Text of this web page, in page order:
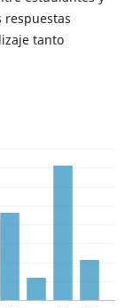
respuestas
tanto